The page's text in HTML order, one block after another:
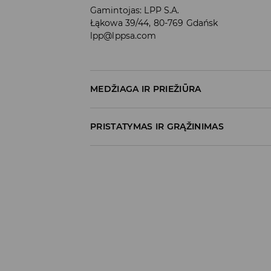
Gamintojas: LPP S.A.
Łąkowa 39/44, 80-769 Gdańsk
lpp@lppsa.com
MEDŽIAGA IR PRIEŽIŪRA
PRISTATYMAS IR GRĄŽINIMAS